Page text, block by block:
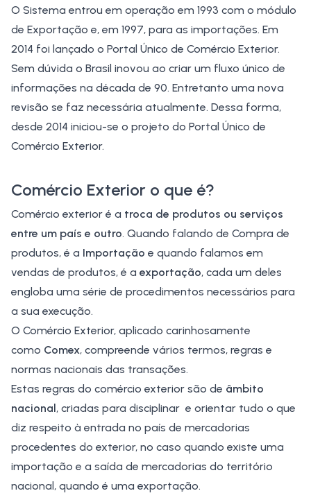
O Sistema entrou em operação em 1993 com o módulo
de Exportação e, em 1997, para as importações. Em
2014 foi lançado o Portal Único de Comércio Exterior.
Sem dúvida o Brasil inovou ao criar um fluxo único de
informações na década de 90. Entretanto uma nova
revisão se faz necessária atualmente. Dessa forma,
desde 2014 iniciou-se o projeto do Portal Único de
Comércio Exterior.
Comércio Exterior o que é?
Comércio exterior é a troca de produtos ou serviços
entre um país e outro. Quando falando de Compra de
produtos, é a Importação e quando falamos em
vendas de produtos, é a exportação, cada um deles
engloba uma série de procedimentos necessários para
a sua execução.
O Comércio Exterior, aplicado carinhosamente
como Comex, compreende vários termos, regras e
normas nacionais das transações.
Estas regras do comércio exterior são de âmbito
nacional, criadas para disciplinar e orientar tudo o que
diz respeito à entrada no país de mercadorias
procedentes do exterior, no caso quando existe uma
importação e a saída de mercadorias do território
nacional, quando é uma exportação.